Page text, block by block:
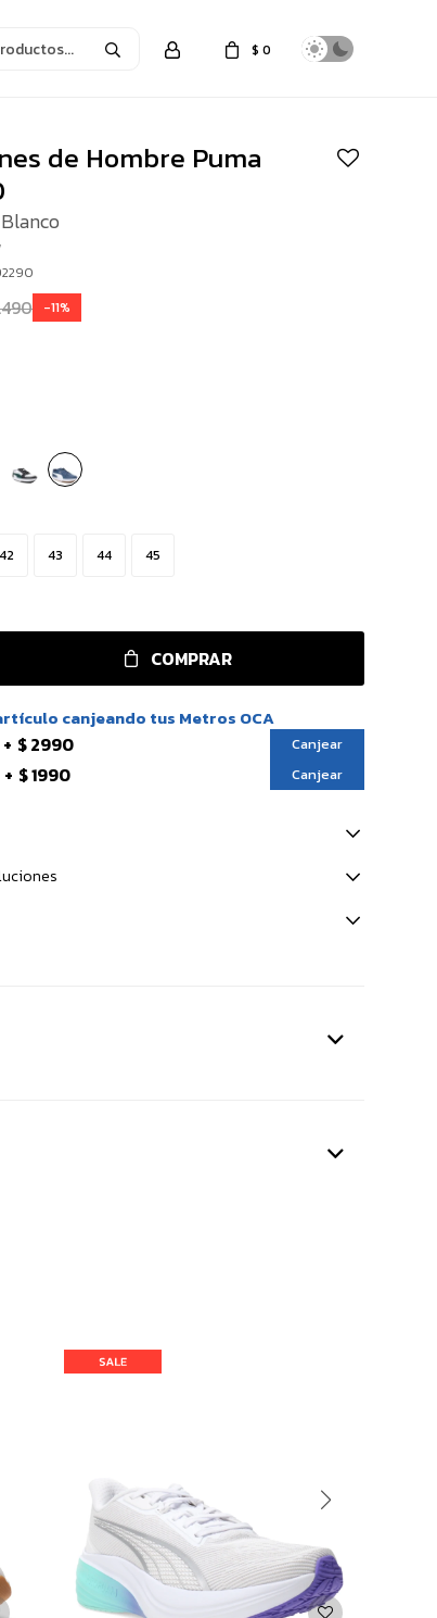
$ 0
de Hombre Puma
11
42 43 44 45
COMPRAR
canjeando tus Metros OCA
$ 2990 Canjear
$ 1990 Canjear